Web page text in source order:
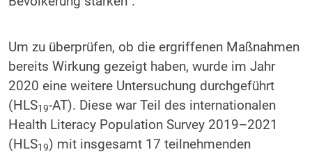
Um zu überprüfen, ob die ergriffenen Maßnahmen
bereits Wirkung gezeigt haben, wurde im Jahr
2020 eine weitere Untersuchung durchgeführt
(HLS19-AT). Diese war Teil des internationalen
Health Literacy Population Survey 2019–2021
(HLS19) mit insgesamt 17 teilnehmenden